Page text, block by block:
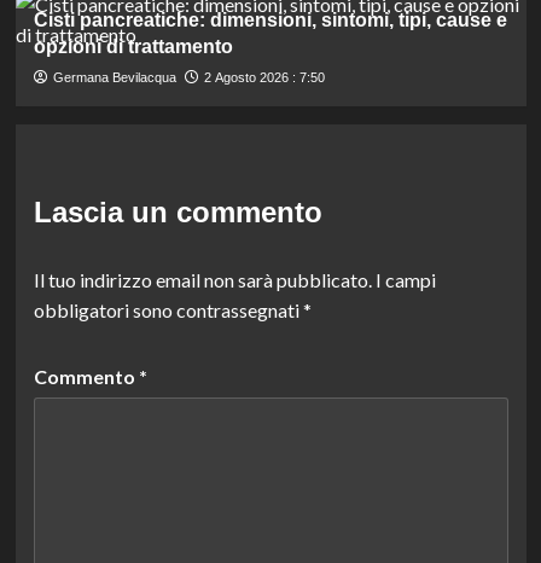
Cisti pancreatiche: dimensioni, sintomi, tipi, cause e
opzioni di trattamento
Germana Bevilacqua 2 Agosto 2026 : 7:50
Lascia un commento
Il tuo indirizzo email non sarà pubblicato. I campi
obbligatori sono contrassegnati*
Commento *